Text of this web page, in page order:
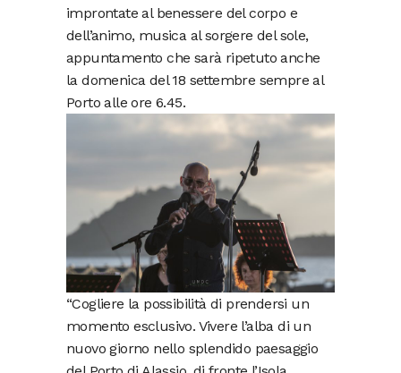
improntate al benessere del corpo e
dell’animo, musica al sorgere del sole,
appuntamento che sarà ripetuto anche
la domenica del 18 settembre sempre al
Porto alle ore 6.45.
“Cogliere la possibilità di prendersi un
momento esclusivo. Vivere l’alba di un
nuovo giorno nello splendido paesaggio